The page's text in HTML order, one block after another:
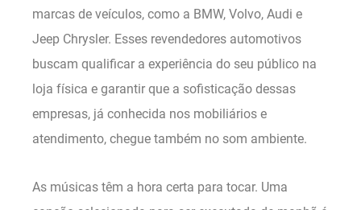
marcas de veículos, como a BMW, Volvo, Audi e
Jeep Chrysler. Esses revendedores automotivos
buscam qualificar a experiência do seu público na
loja física e garantir que a sofisticação dessas
empresas, já conhecida nos mobiliários e
atendimento, chegue também no som ambiente.
As músicas têm a hora certa para tocar. Uma